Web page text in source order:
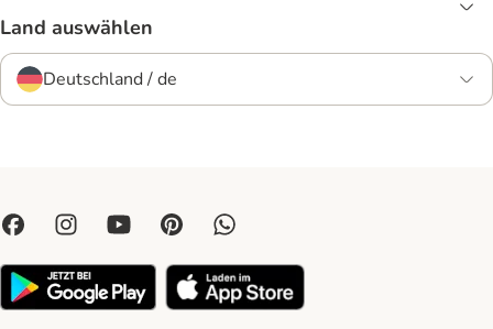
Land auswählen
Deutschland / de